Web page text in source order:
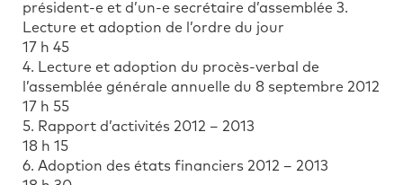
président-e et d’un-e secrétaire d’assemblée 3.
Lecture et adoption de l’ordre du jour
17 h 45
4. Lecture et adoption du procès-verbal de
l’assemblée générale annuelle du 8 septembre 2012
17 h 55
5. Rapport d’activités 2012 – 2013
18 h 15
6. Adoption des états financiers 2012 – 2013